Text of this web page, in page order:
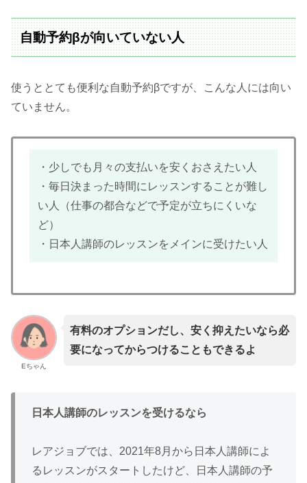
自動予約βが向いていない人
使うととても便利な自動予約βですが、こんな人には向い
ていません。
・少しでも月々の支払いを安くおさえたい人
・毎日決まった時間にレッスンすることが難し
い人（仕事の都合などで予定が立ちにくいな
ど）
・日本人講師のレッスンをメインに受けたい人
Eちゃん
有料のオプションだし、安く抑えたいなら必
要になってからつけることもできるよ
日本人講師のレッスンを受けるなら
レアジョブでは、2021年8月から日本人講師によ
るレッスンがスタートしたけど、日本人講師の予